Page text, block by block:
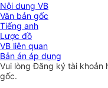
Nội dung VB
Văn bản gốc
Tiếng anh
Lược đồ
VB liên quan
Bản án áp dụng
Vui lòngĐăng ký tài khoản
gốc.